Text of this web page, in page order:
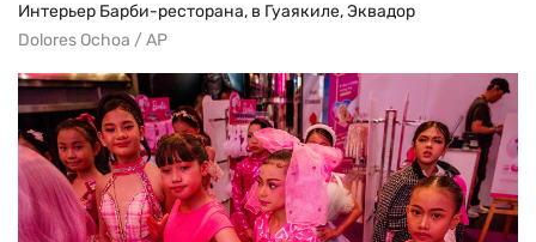
Интерьер Барби-ресторана, в Гуаякиле, Эквадор
Dolores Ochoa / AP